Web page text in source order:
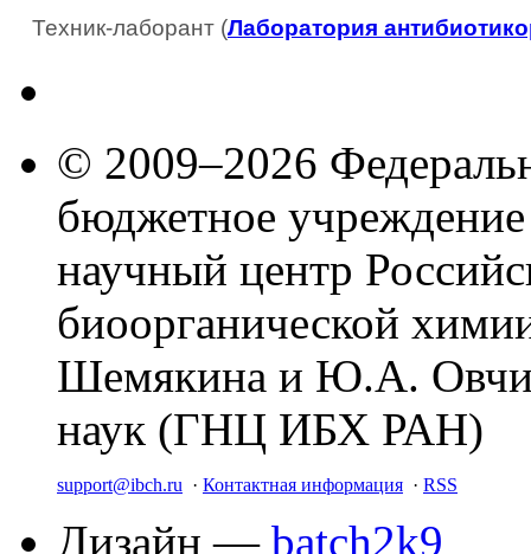
Техник-лаборант (Лаборатория
© 2009–2026
бюджетное
научный центр
биоорганической
Шемякина и Ю.А.
наук (ГНЦ ИБХ РАН)
support@ibch.ru · Контактная информация · RSS
Дизайн — batch2k9